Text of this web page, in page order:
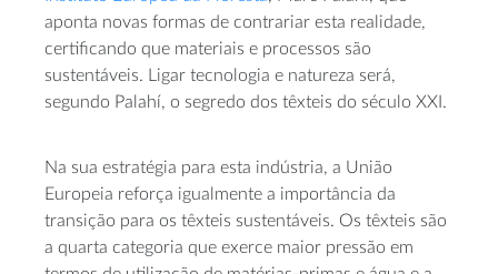
aponta novas formas de contrariar esta realidade,
certificando que materiais e processos são
sustentáveis. Ligar tecnologia e natureza será,
segundo Palahí, o segredo dos têxteis do século XXI.
Na sua estratégia para esta indústria, a União
Europeia reforça igualmente a importância da
transição para os têxteis sustentáveis. Os têxteis são
a quarta categoria que exerce maior pressão em